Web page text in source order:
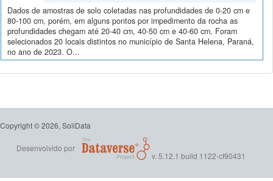
Dados de amostras de solo coletadas nas profundidades de 0-20 cm e
80-100 cm, porém, em alguns pontos por impedimento da rocha as
profundidades chegam até 20-40 cm, 40-50 cm e 40-60 cm. Foram
selecionados 20 locais distintos no município de Santa Helena, Paraná,
no ano de 2023. O...
Copyright © 2026, SoilData
Desenvolvido por
v. 5.12.1 build 1122-cf90431